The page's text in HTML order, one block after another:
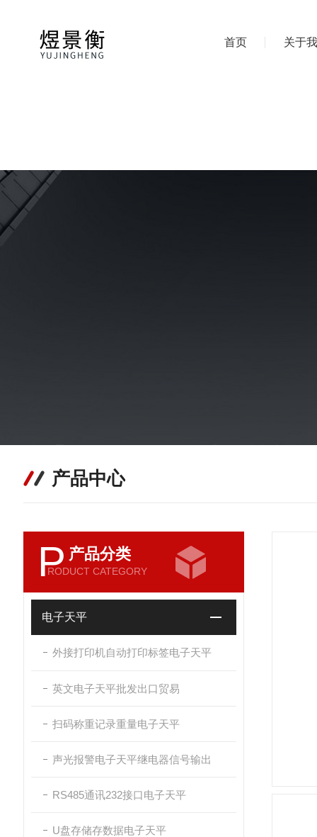
首页 关于
产品中心
P 产品分类
RODUCT CATEGORY
电子天平
外接打印机自动打印标签电子天平
英文电子天平批发出口贸易
扫码称重记录重量电子天平
声光报警电子天平继电器信号输出
RS485通讯232接口电子天平
U盘存储存数据电子天平